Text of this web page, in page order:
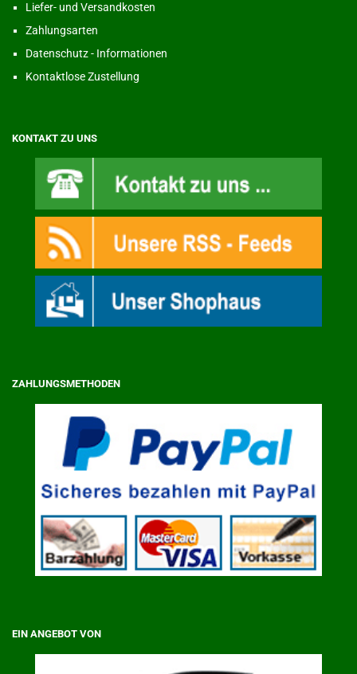
Liefer- und Versandkosten
Zahlungsarten
Datenschutz - Informationen
Kontaktlose Zustellung
KONTAKT ZU UNS
ZAHLUNGSMETHODEN
EIN ANGEBOT VON